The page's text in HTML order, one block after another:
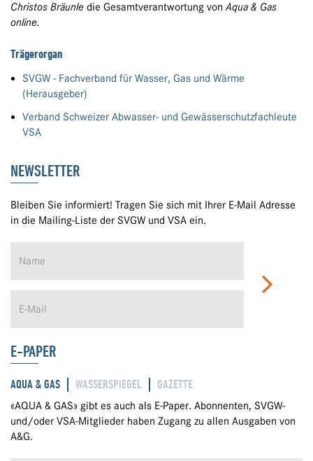
Christos Bräunle die Gesamtverantwortung vonAqua & Gas
online.
Trägerorgan
SVGW - Fachverband für Wasser, Gas und Wärme
(Herausgeber)
Verband Schweizer Abwasser- und Gewässerschutzfachleute
VSA
NEWSLETTER
Bleiben Sie informiert! Tragen Sie sich mit Ihrer E-Mail Adresse
in die Mailing-Liste der SVGW und VSA ein.
E-PAPER
AQUA & GAS WASSERSPIEGEL GAZETTE
«AQUA & GAS» gibt es auch als E-Paper. Abonnenten, SVGW-
und/oder VSA-Mitglieder haben Zugang zu allen Ausgaben von
A&G.